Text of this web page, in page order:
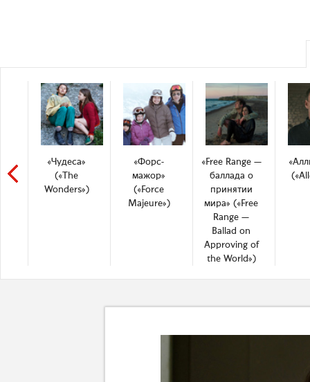
«Чудеса»
(«The
Wonders»)
«Форс-
мажор»
(«Force
Majeure»)
«Free Range —
баллада о
принятии
мира» («Free
Range —
Ballad on
Approving of
the World»)